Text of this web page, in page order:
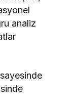
analiz